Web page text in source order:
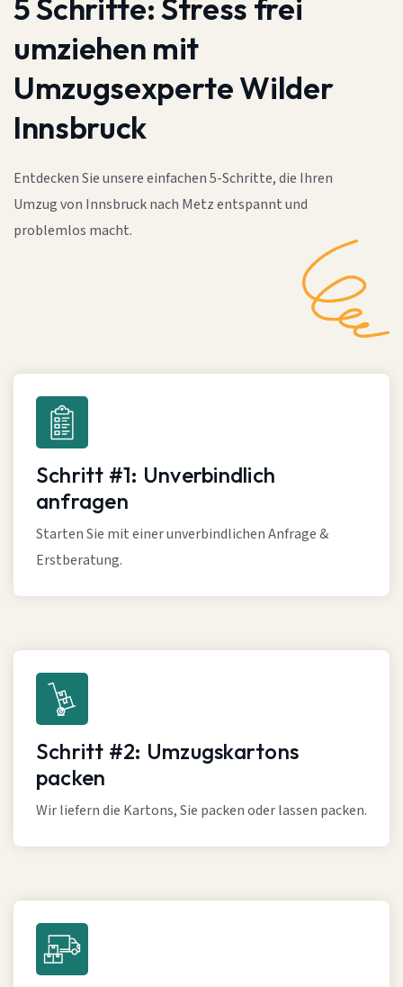
5 Schritte:Stress frei
umziehen mit
Umzugsexperte Wilder
Innsbruck
Entdecken Sie unsere einfachen 5-Schritte, die Ihren
Umzug von Innsbruck nach Metz entspannt und
problemlos macht.
Schritt #1: Unverbindlich
anfragen
Starten Sie mit einer unverbindlichen Anfrage &
Erstberatung.
Schritt #2: Umzugskartons
packen
Wir liefern die Kartons, Sie packen oder lassen packen.